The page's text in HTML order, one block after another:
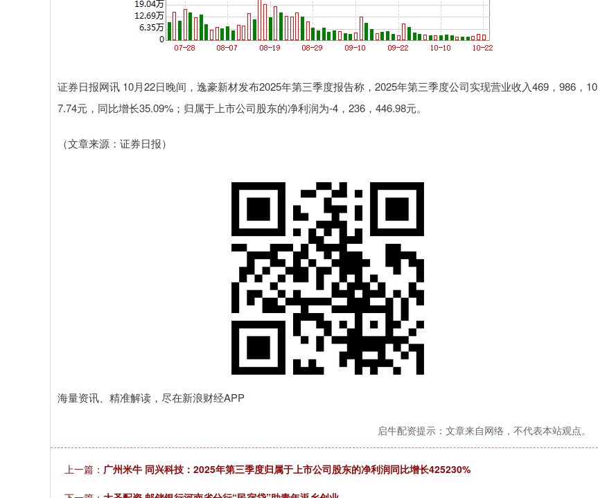
证券日报网讯 10月22日晚间，逸豪新材发布2025年第三季度报告称，2025年第三季度公司实现营业收入469，986，10
7.74元，同比增长35.09%；归属于上市公司股东的净利润为-4，236，446.98元。
（文章来源：证券日报）
海量资讯、精准解读，尽在新浪财经APP
启牛配资提示：文章来自网络，不代表本站观点。
上一篇： 广州米牛 同兴科技：2025年第三季度归属于上市公司股东的净利润同比增长425230%